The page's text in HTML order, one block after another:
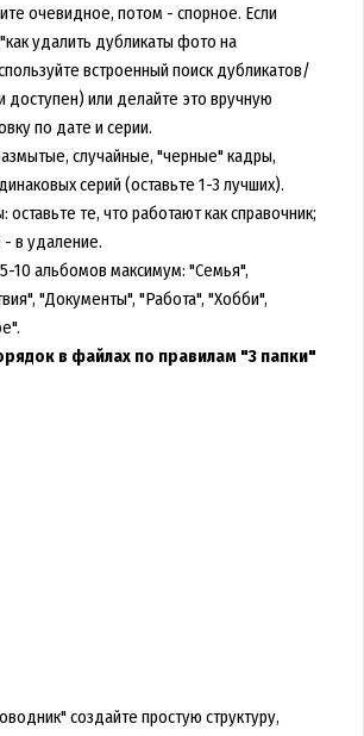
очевидное, потом - спорное. Если
удалить дубликаты фото на
встроенный поиск дубликатов/
доступен) или делайте это вручную
по дате и серии.
случайные, "черные" кадры,
серий (оставьте 1-3 лучших).
оставьте те, что работают как справочник;
- в удаление.
10 альбомов максимум: "Семья",
"Документы", "Работа", "Хобби",
в файлах по правилам "3 папки"
создайте простую структуру,